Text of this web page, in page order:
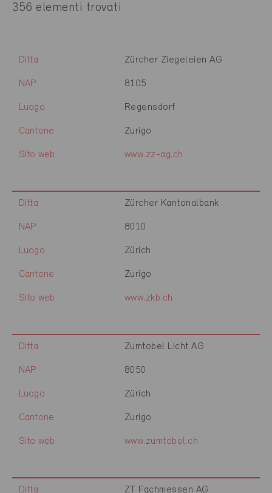
356 elementi trovati
Ditta Zürcher Ziegeleien AG
NAP 8105
Luogo Regensdorf
Cantone Zurigo
Sito web www.zz-ag.ch
Ditta Zürcher Kantonalbank
NAP 8010
Luogo Zürich
Cantone Zurigo
Sito web www.zkb.ch
Ditta Zumtobel Licht AG
NAP 8050
Luogo Zürich
Cantone Zurigo
Sito web www.zumtobel.ch
Ditta ZT Fachmessen AG